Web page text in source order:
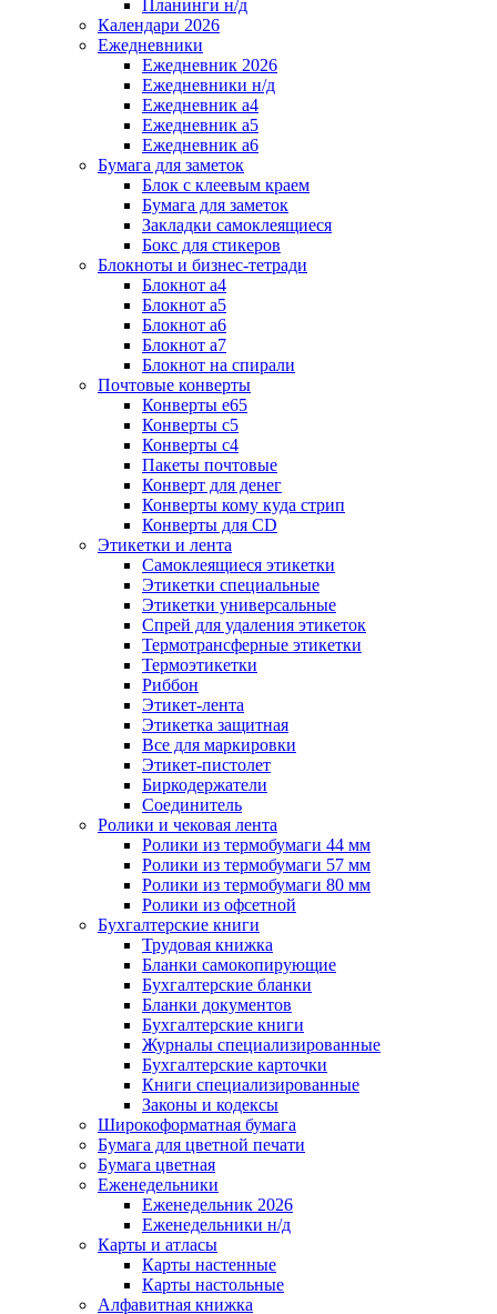
Планинги н/д
Календари 2026
Ежедневники
Ежедневник 2026
Ежедневники н/д
Ежедневник а4
Ежедневник а5
Ежедневник а6
Бумага для заметок
Блок с клеевым краем
Бумага для заметок
Закладки самоклеящиеся
Бокс для стикеров
Блокноты и бизнес-тетради
Блокнот а4
Блокнот а5
Блокнот а6
Блокнот а7
Блокнот на спирали
Почтовые конверты
Конверты е65
Конверты с5
Конверты с4
Пакеты почтовые
Конверт для денег
Конверты кому куда стрип
Конверты для CD
Этикетки и лента
Самоклеящиеся этикетки
Этикетки специальные
Этикетки универсальные
Спрей для удаления этикеток
Термотрансферные этикетки
Термоэтикетки
Риббон
Этикет-лента
Этикетка защитная
Все для маркировки
Этикет-пистолет
Биркодержатели
Соединитель
Ролики и чековая лента
Ролики из термобумаги 44 мм
Ролики из термобумаги 57 мм
Ролики из термобумаги 80 мм
Ролики из офсетной
Бухгалтерские книги
Трудовая книжка
Бланки самокопирующие
Бухгалтерские бланки
Бланки документов
Бухгалтерские книги
Журналы специализированные
Бухгалтерские карточки
Книги специализированные
Законы и кодексы
Широкоформатная бумага
Бумага для цветной печати
Бумага цветная
Еженедельники
Еженедельник 2026
Еженедельники н/д
Карты и атласы
Карты настенные
Карты настольные
Алфавитная книжка